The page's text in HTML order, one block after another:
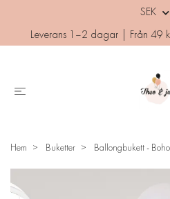
SEK
Leverans 1–2 dagar | Från 49
Hem Buketter Ballongbukett -